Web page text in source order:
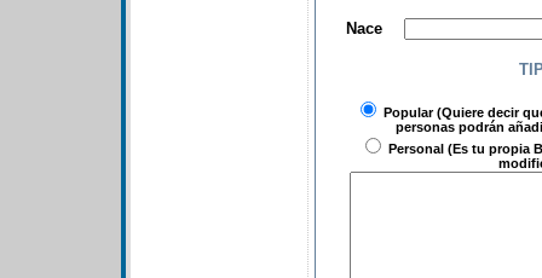
Nace
Popular(Quiere decir
personas podrán
Personal (Es tu propia